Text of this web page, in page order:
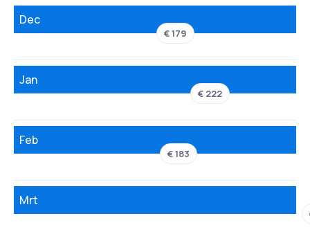
Dec
€ 179
Jan
€ 222
Feb
€ 183
Mrt